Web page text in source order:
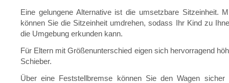
Eine gelungene Alternative ist die umsetzbare Sitzeinheit.
können Sie die Sitzeinheit umdrehen, sodass Ihr Kind zu
die Umgebung erkunden kann.
Für Eltern mit Größenunterschied eigen sich hervorragend
Schieber.
Über eine Feststellbremse können Sie den Wagen sicher